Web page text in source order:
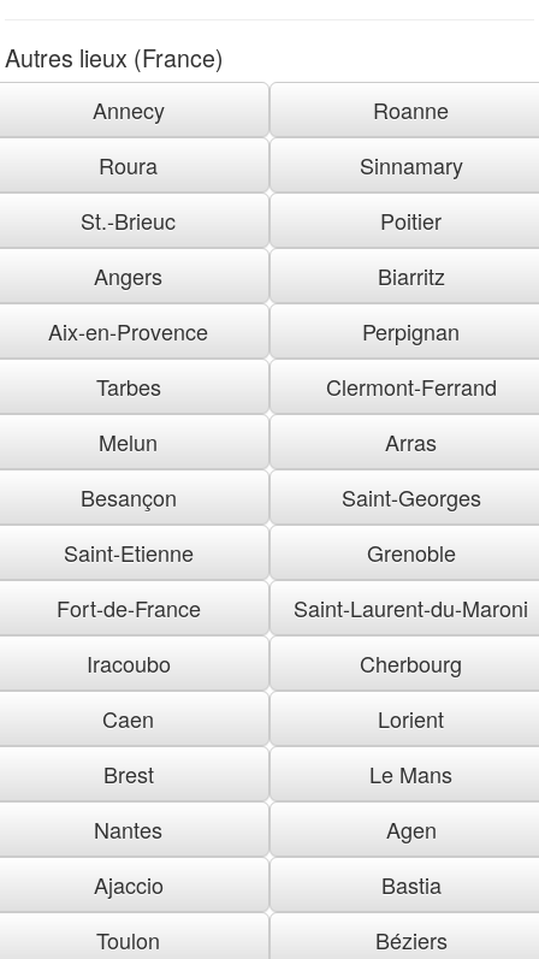
Autres lieux (France)
Annecy
Roanne
Roura
Sinnamary
St.-Brieuc
Poitier
Angers
Biarritz
Aix-en-Provence
Perpignan
Tarbes
Clermont-Ferrand
Melun
Arras
Besançon
Saint-Georges
Saint-Etienne
Grenoble
Fort-de-France
Saint-Laurent-du-Maroni
Iracoubo
Cherbourg
Caen
Lorient
Brest
Le Mans
Nantes
Agen
Ajaccio
Bastia
Toulon
Béziers